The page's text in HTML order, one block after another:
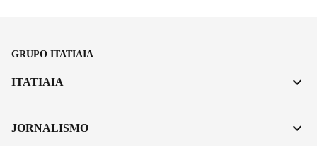
GRUPO ITATIAIA
ITATIAIA
JORNALISMO